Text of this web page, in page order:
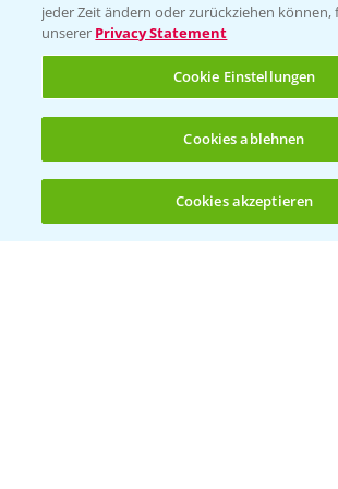
(noch 4)
KONTAKT
Hilfe in Notfällen
+49 (0)214/30-20220
jeder Zeit ändern oder zurückziehen können,
unserer Privacy Statement
Cookie Einstellungen
Cookies ablehnen
Cookies akzeptieren